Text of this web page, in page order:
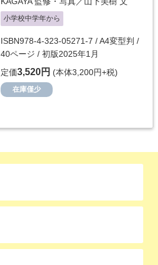
小学校中学年から
ISBN978-4-323-05271-7 / A4変型判 /
40ページ / 初版2025年1月
定価3,520円 (本体3,200円+税)
在庫僅少